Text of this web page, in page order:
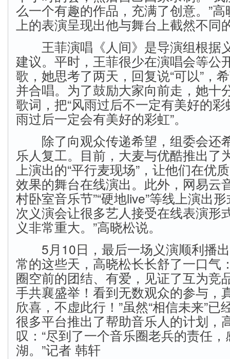
么一个有趣的作品，充满了创意。”高
上的表演呈现出他与舞台上截然不同
王菲演唱《人间》是导演组根据
建议。平时，王菲很少在演唱会等公
歌，她思考了两天，回复说“可以”，
并合唱。为了鼓励大家向前走，她十
歌词，把“风雨过后不一定有美好的彩
雨过后一定会有美好的彩虹”。
除了向观众传递希望，组委会还
乐人复工。目前，大麦与优酷推出了
上演出的“平行麦现场”，让他们在优
效果的舞台在线演出。此外，网易云
村卧室音乐节”“硬地live”等线上演出
次义演会让很多艺人接受在线表演形
义非常重大。”高晓松说。
5月10日，最后一场义演顺利播
常的这些天，高晓松长长舒了一口气
圈空前的团结、有爱，见证了互为竞
手共襄盛举！看到无数观众的参与，
欣喜，不虚此行！”虽然“相信未来”已
很多平台推出了帮助音乐人的计划，
叹：“尽到了一个音乐圈老兵的责任
湖。”记者 韩轩